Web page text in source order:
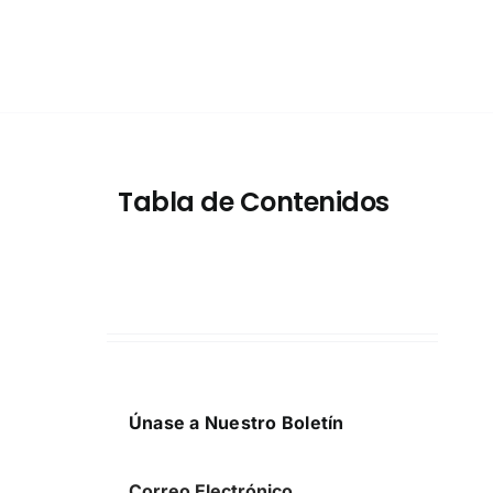
Tabla de Contenidos
Únase a Nuestro Boletín